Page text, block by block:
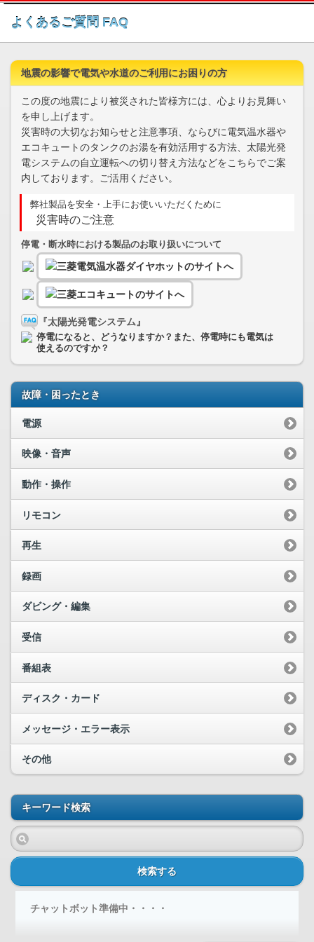
このページの本文へ
よくあるご質問 FAQ
地震の影響で電気や水道のご利用にお困りの方
この度の地震により被災された皆様方には、心よりお見舞い
を申し上げます。
災害時の大切なお知らせと注意事項、ならびに電気温水器や
エコキュートのタンクのお湯を有効活用する方法、太陽光発
電システムの自立運転への切り替え方法などをこちらでご案
内しております。ご活用ください。
弊社製品を安全・上手にお使いいただくために
災害時のご注意
停電・断水時における製品のお取り扱いについて
『太陽光発電システム』
停電になると、どうなりますか？また、停電時にも電気は
使えるのですか？
故障・困ったとき
電源
映像・音声
動作・操作
リモコン
再生
録画
ダビング・編集
受信
番組表
ディスク・カード
メッセージ・エラー表示
その他
キーワード検索
検索する
チャットボット準備中・・・・